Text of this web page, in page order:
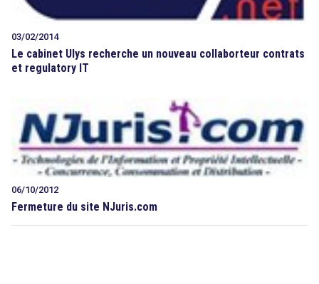
03/02/2014
Le cabinet Ulys recherche un nouveau collaborteur contrats
et regulatory IT
06/10/2012
Fermeture du site NJuris.com